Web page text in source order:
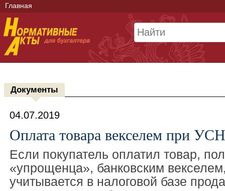
Главная
Документы
04.07.2019
Оплата товара векселем при УСН
Если покупатель оплатил товар,
«упрощенца», банковским
учитывается в налоговой базе